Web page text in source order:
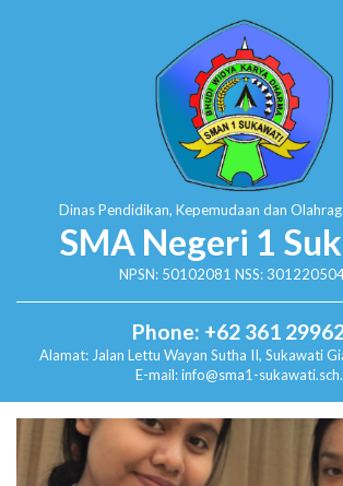
Dinas Pendidikan, Kepemudaan dan
SMA Negeri 1
NPSN: 50102081 NSS:
Phone: +62 361
Alamat: Jalan Lettu Wayan Sutha II, Sukawati
E-mail: info@sma1-